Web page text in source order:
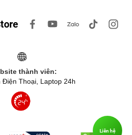
thành viên:
Điện Thoại, Laptop 24h
Liên hệ